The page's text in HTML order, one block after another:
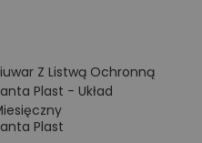
Z Listwą Ochronną
Plast - Układ
Plast